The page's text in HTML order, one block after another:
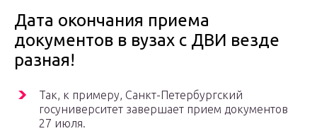
Дата окончания приема
документов в вузах с ДВИ везде
разная!
Так, к примеру, Санкт-Петербургский
госуниверситет завершает прием документов
27 июля.